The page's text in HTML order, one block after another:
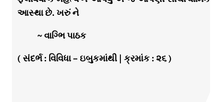
આસ્થા છે. ખરું ને
~ વાગ્ભિ પાઠક
( સંદર્ભ : વિવિધા – ઇબુકમાંથી | ક્રમાંક : ૨૬ )